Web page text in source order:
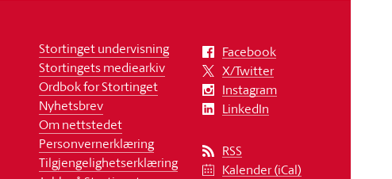
Stortinget undervisning
Stortingets mediearkiv
Ordbok for Stortinget
Nyhetsbrev
Om nettstedet
Personvernerklæring
Tilgjengelighetserklæring
Facebook
X/Twitter
Instagram
LinkedIn
RSS
Kalender (iCal)